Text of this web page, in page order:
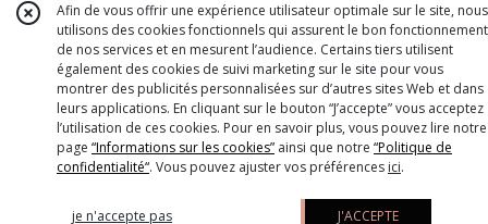
Afin de vous offrir une expérience utilisateur optimale sur le site, nous
utilisons des cookies fonctionnels qui assurent le bon fonctionnement
de nos services et en mesurent l’audience. Certains tiers utilisent
également des cookies de suivi marketing sur le site pour vous
montrer des publicités personnalisées sur d’autres sites Web et dans
leurs applications. En cliquant sur le bouton “J’accepte” vous acceptez
l’utilisation de ces cookies. Pour en savoir plus, vous pouvez lire notre
page “Informations sur les cookies” ainsi que notre “Politique de
confidentialité“. Vous pouvez ajuster vos préférences ici.
je n'accepte pas J'ACCEPTE